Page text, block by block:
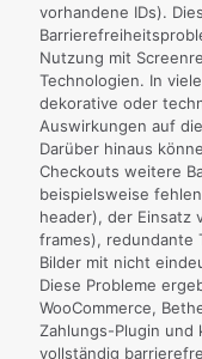
vorhandene IDs).
Nutzung mit
Technologien. In
dekorative oder
Auswirkungen auf
Darüber hinaus
Checkouts weitere
beispielsweise
header), der Einsatz
frames),
Bilder mit nicht
Diese Probleme
WooCommerce,
Zahlungs-Plugin
vollständig